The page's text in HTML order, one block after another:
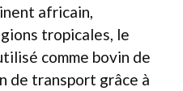
africain,
tropicales, le
comme bovin de
de transport grâce à